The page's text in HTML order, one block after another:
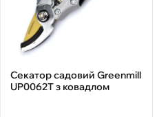
Секатор садовий Greenmill
UP0062Т з ковадлом